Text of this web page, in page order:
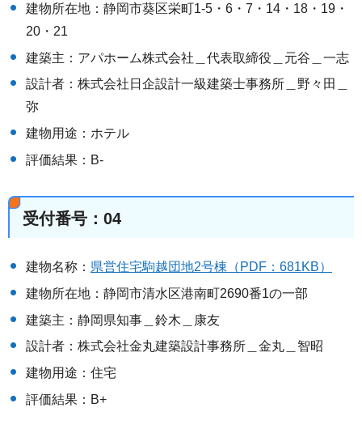
建物所在地：静岡市葵区栄町1-5・6・7・14・18・19・
20・21
建築主：アパホーム株式会社＿代表取締役＿元谷＿一志
設計者：株式会社日企設計一級建築士事務所＿野々田＿
弥
建物用途：ホテル
評価結果：B-
受付番号：04
建物名称： 県営住宅駒越団地2号棟（PDF：681KB）
建物所在地：静岡市清水区港南町2690番1の一部
建築主：静岡県知事＿鈴木＿康友
設計者：株式会社金丸建築設計事務所＿金丸＿智昭
建物用途：住宅
評価結果：B+